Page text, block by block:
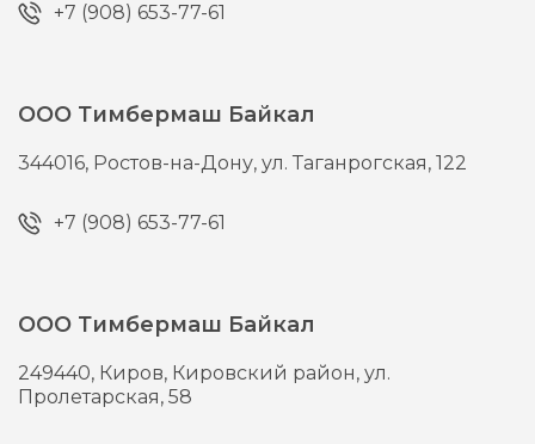
+7 (908) 653-77-61
ООО Тимбермаш Байкал
344016, Ростов-на-Дону,ул. Таганрогская, 122
+7 (908) 653-77-61
ООО Тимбермаш Байкал
249440, Киров, Кировский район, ул.
Пролетарская, 58